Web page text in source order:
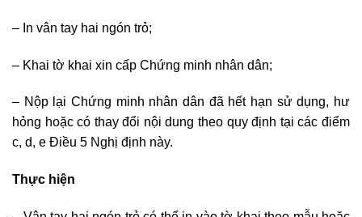
– In vân tay hai ngón trỏ;
– Khai tờ khai xin cấp Chứng minh nhân dân;
– Nộp lại Chứng minh nhân dân đã hết hạn sử dụng, hư
hỏng hoặc có thay đổi nội dung theo quy định tại các điểm
c, d, e Điều 5 Nghị định này.
Thực hiện